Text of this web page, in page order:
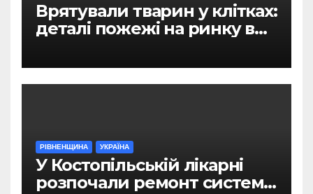
Врятували тварин у клітках:
деталі пожежі на ринку в
РІВНЕНЩИНА УКРАЇНА
У Костопільській лікарні
розпочали ремонт системи